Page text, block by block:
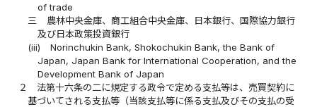
of trade
三
農林中央金庫、商工組合中央金庫、日本銀行、国際協力銀行
及び日本政策投資銀行
(iii)
Norinchukin Bank, Shokochukin Bank, the Bank of
Japan, Japan Bank for International Cooperation, and the
Development Bank of Japan
２
法第十六条の二に規定する政令で定める支払等は、売買契約に
基づいてされる支払等（当該支払等に係る支払及びその支払の受